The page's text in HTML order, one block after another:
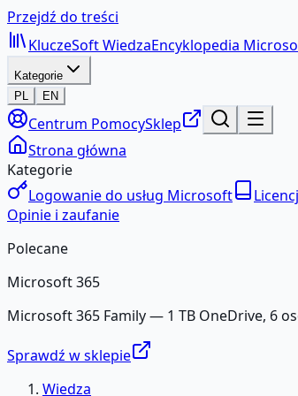
Przejdź do treści
KluczeSoftWiedzaEncyklopedia
Kategorie
PL
EN
Centrum PomocySklep
Strona główna
Kategorie
Logowanie do usług Microsoft
Opinie i zaufanie
Polecane
Microsoft 365
Microsoft 365 Family — 1 TB OneDrive, 6
Sprawdź w sklepie
Wiedza